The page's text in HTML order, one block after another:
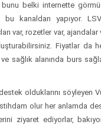
bunu belki internette
bu kanaldan yapıyor.
var, rozetler var,
Fiyatlar da
sağlık alanında burs
olduklarını söyleyen
olur her anlamda
ziyaret ediyorlar,